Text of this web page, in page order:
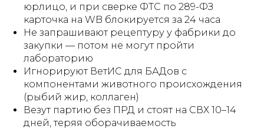
юрлицо, и при сверке ФТС по 289-ФЗ
карточка на WB блокируется за 24 часа
Не запрашивают рецептуру у фабрики до
закупки — потом не могут пройти
лабораторию
Игнорируют ВетИС для БАДов с
компонентами животного происхождения
(рыбий жир, коллаген)
Везут партию без ПРД и стоят на СВХ 10–14
дней, теряя оборачиваемость